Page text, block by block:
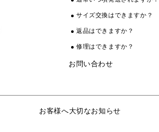
サイズ交換はできますか？
返品はできますか？
修理はできますか？
お問い合わせ
お客様へ大切なお知らせ